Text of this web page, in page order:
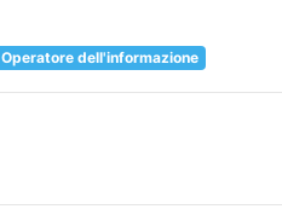
Operatore dell'informazione